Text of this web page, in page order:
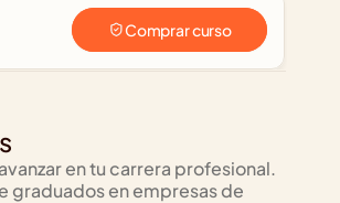
Comprar curso
en tu carrera profesional.
graduados en empresas de